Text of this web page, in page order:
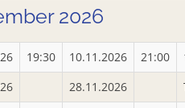
2026
19:30 10.11.2026 21:00
28.11.2026